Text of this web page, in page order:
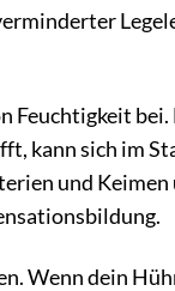
Feuchtigkeit
kann sich im
und Keimen
Wenn dein